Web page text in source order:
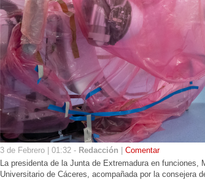
3 de Febrero | 01:32 - Redacción
Comentar
La presidenta de la Junta de Extremadura en
Universitario de Cáceres, acompañada por la consejera